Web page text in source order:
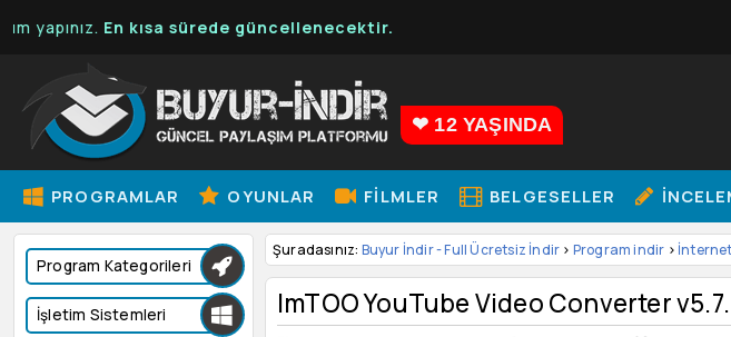
En kısa sürede güncellenecektir.
❤ 12 YAŞINDA
PROGRAMLAR OYUNLAR FILMLER BELGESELLER
Program Kategorileri
İşletim Sistemleri
Şuradasınız: Buyur İndir - Full Ücretsiz İndir > Program indir >
ImTOO YouTube Video Converter